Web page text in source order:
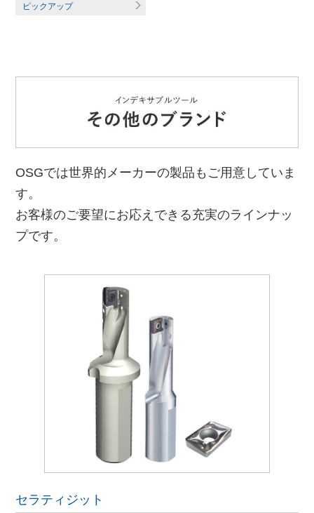
ピックアップ
OSGでは世界的メーカーの製品もご用意していま
す。
お客様のご要望にお応えできる充実のラインナッ
プです。
セラティジット